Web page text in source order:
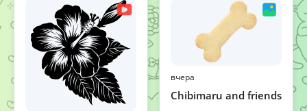
вчера
Chibimaru and friends